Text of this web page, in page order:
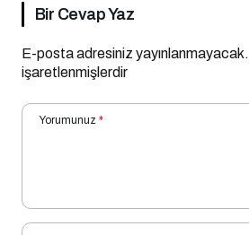
Bir Cevap Yaz
E-posta adresiniz yayınlanmayacak.
işaretlenmişlerdir
Yorumunuz *